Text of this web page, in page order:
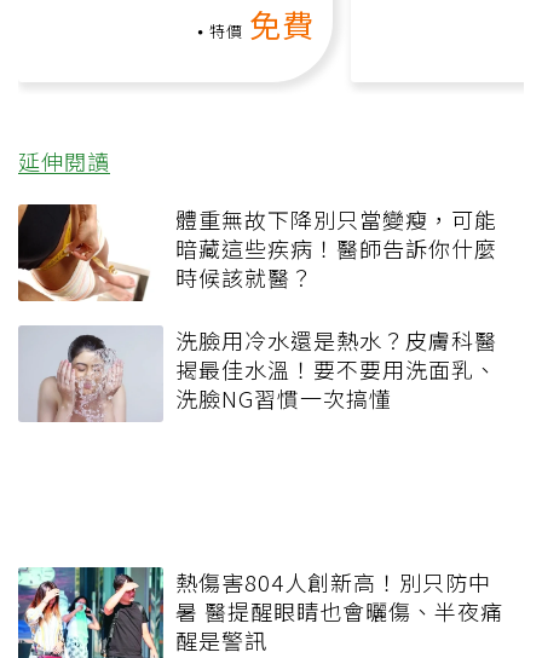
特價 免費
延伸閱讀
體重無故下降別只當變瘦，可能
暗藏這些疾病！醫師告訴你什麼
時候該就醫？
洗臉用冷水還是熱水？皮膚科醫
揭最佳水溫！要不要用洗面乳、
洗臉NG習慣一次搞懂
熱傷害804人創新高！別只防中
暑 醫提醒眼睛也會曬傷、半夜痛
醒是警訊